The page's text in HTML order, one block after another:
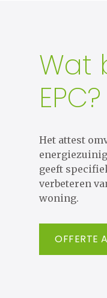
Wat
EPC?
Het attest
geeft
verbeteren
woning.
OFFERTE